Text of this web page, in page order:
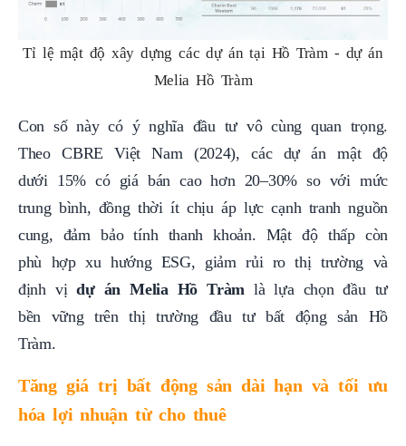
Tỉ lệ mật độ xây dựng các dự án tại Hồ Tràm - dự án
Melia Hồ Tràm
Con số này có ý nghĩa đầu tư vô cùng quan trọng.
Theo CBRE Việt Nam (2024), các dự án mật độ
dưới 15% có giá bán cao hơn 20–30% so với mức
trung bình, đồng thời ít chịu áp lực cạnh tranh nguồn
cung, đảm bảo tính thanh khoản. Mật độ thấp còn
phù hợp xu hướng ESG, giảm rủi ro thị trường và
định vịdự án Melia Hồ Tràmlà lựa chọn đầu tư
bền vững trên thị trường đầu tư bất động sản Hồ
Tràm.
Tăng giá trị bất động sản dài hạn và tối ưu
hóa lợi nhuận từ cho thuê